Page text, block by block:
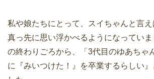
私や娘たちにとって、スイちゃんと言
真っ先に思い浮かべるようになってい
の終わりごろから、「3代目のゆあちゃ
に『みいつけた！』を卒業するらしい